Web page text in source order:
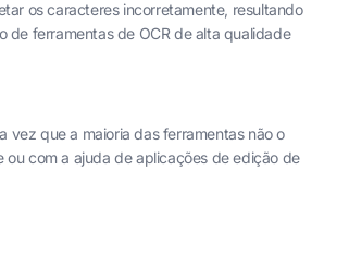
os caracteres incorretamente, resultando
de ferramentas de OCR de alta qualidade
vez que a maioria das ferramentas não o
com a ajuda de aplicações de edição de